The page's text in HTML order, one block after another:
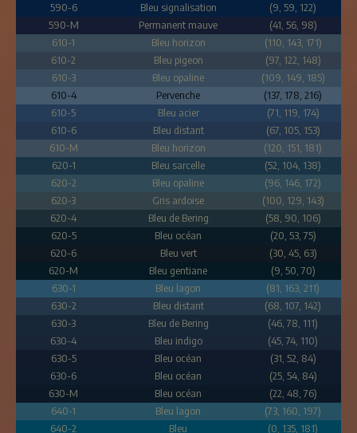
590-6
Bleu signalisation
(9, 59, 122)
590-M
Permanent mauve
(41, 56, 98)
610-1
Bleu horizon
(110, 143, 171)
610-2
Bleu pigeon
(97, 122, 148)
610-3
Bleu opaline
(109, 149, 185)
610-4
Pervenche
(137, 178, 216)
610-5
Bleu acier
(71, 119, 174)
610-6
Bleu distant
(67, 105, 153)
610-M
Bleu horizon
(120, 151, 181)
620-1
Bleu sarcelle
(52, 104, 138)
620-2
Bleu opaline
(96, 146, 172)
620-3
Gris ardoise
(100, 129, 143)
620-4
Bleu de Bering
(58, 90, 106)
620-5
Bleu océan
(20, 53, 75)
620-6
Bleu vert
(30, 45, 63)
620-M
Bleu gentiane
(9, 50, 70)
630-1
Bleu lagon
(81, 163, 211)
630-2
Bleu distant
(68, 107, 142)
630-3
Bleu de Bering
(46, 78, 111)
630-4
Bleu indigo
(45, 74, 110)
630-5
Bleu océan
(31, 52, 84)
630-6
Bleu océan
(25, 54, 84)
630-M
Bleu océan
(22, 48, 76)
640-1
Bleu lagon
(73, 160, 197)
640-2
Bleu (0, 135, 181)